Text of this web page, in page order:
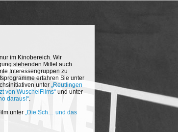
im Kinobereich. Wir
stehenden Mittel auch
Interessengruppen zu
erfahren Sie unter
unter „Reutlingen
von WuschelFilms“ und unter
daraus!“.
unter „Die Sch… und das